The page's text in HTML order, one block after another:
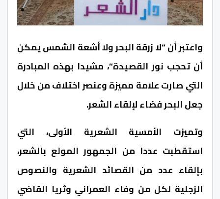
واعتبر أن “لا زرقة البحر ولا أشعة الشمس يمكن
أن تحجب نور القصيدة”، مشيدا بهذه المبادرة
التي صارت علامة مميزة وعنصر اختلاف من خلال
جعل البحر فضاء لإلقاء الشعر.
وتميزت الأمسية الشعرية الأولى، التي
استقطبت عددا من الجمهور المولع بالشعر،
بإلقاء عدد من القصائد الشعرية والنصوص
الزجلية لكل من وفاء العمراني وثريا القاضي